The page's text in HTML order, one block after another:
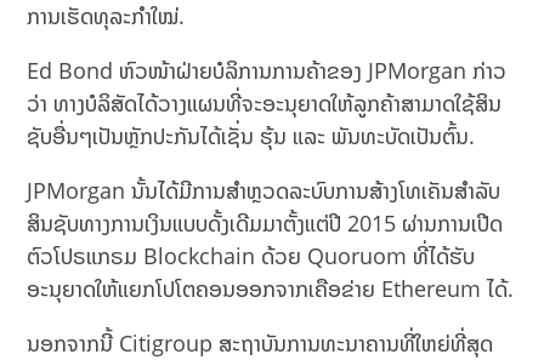
ການເຮັດທຸລະກຳໃໝ່.
Ed Bond ຫົວໜ້າຝ່າຍບໍລິການການຄ້າຂອງ JPMorgan ກ່າວ
ວ່າ ທາງບໍລິສັດໄດ້ວາງແຜນທີ່ຈະອະນຸຍາດໃຫ້ລູກຄ້າສາມາດໃຊ້ສິນ
ຊັບອື່ນໆເປັນຫຼັກປະກັນໄດ້ເຊັ່ນ ຮຸ້ນ ແລະ ພັນທະບັດເປັນຕົ້ນ.
JPMorgan ນັ້ນໄດ້ມີການສໍາຫຼວດລະບົບການສ້າງໂທເຄັນສໍາລັບ
ສິນຊັບທາງການເງິນແບບດັ້ງເດີມມາຕັ້ງແຕ່ປີ 2015 ຜ່ານການເປີດ
ຕົວໂປຣແກຣມ Blockchain ດ້ວຍ Quoruom ທີ່ໄດ້ຮັບ
ອະນຸຍາດໃຫ້ແຍກໂປໂຕຄອນອອກຈາກເຄືອຂ່າຍ Ethereum ໄດ້.
ນອກຈາກນີ້ Citigroup ສະຖາບັນການທະນາຄານທີ່ໃຫຍ່ທີ່ສຸດ